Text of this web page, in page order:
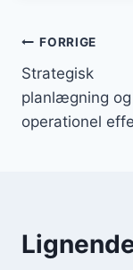
FORRIGE
Strategisk
planlægning og
operationel